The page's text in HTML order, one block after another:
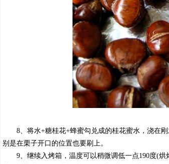
8、将水+糖桂花+蜂蜜勾兑成的桂花蜜水，浇在刚
别是在栗子开口的位置也要刷上。
9、继续入烤箱，温度可以稍微调低一点190度(烘